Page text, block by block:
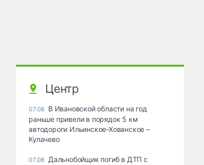
Центр
07.08 В Ивановской области на год
раньше привели в порядок 5 км
автодороги Ильинское-Хованское –
Кулачево
07.08 Дальнобойщик погиб в ДТП с